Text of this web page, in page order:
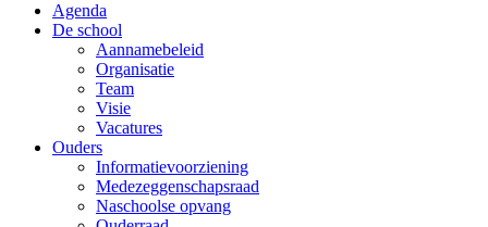
Agenda
De school
Aannamebeleid
Organisatie
Team
Visie
Vacatures
Ouders
Informatievoorziening
Medezeggenschapsraad
Naschoolse opvang